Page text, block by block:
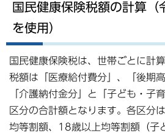
国民健康保険税額の計算（
を使用）
国民健康保険税は、世帯ごとに計
税額は「医療給付費分」、「後期
「介護納付金分」と「子ども・子
区分の合計額となります。各区分
均等割額、18歳以上均等割額（子